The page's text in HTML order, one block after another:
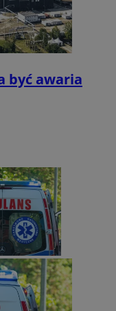
być awaria